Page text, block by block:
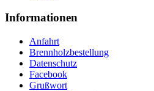
Informationen
Anfahrt
Brennholzbestellung
Datenschutz
Facebook
Grußwort